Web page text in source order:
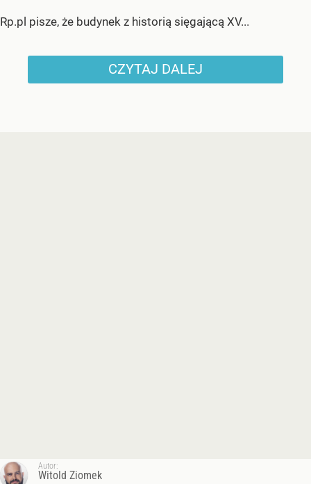
Rp.pl pisze, że budynek z historią sięgającą XV...
CZYTAJ DALEJ
Autor:
Witold Ziomek